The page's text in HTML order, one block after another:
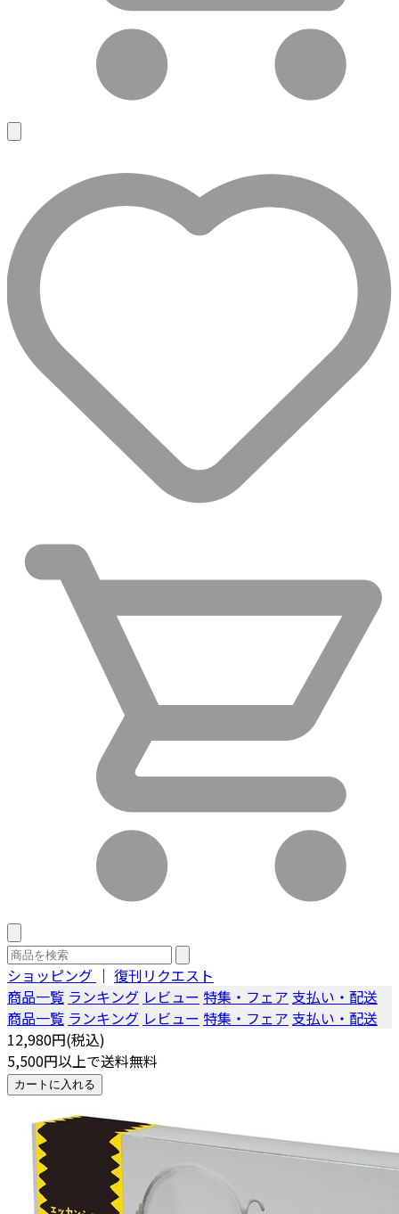
ショッピング ｜ 復刊リクエスト
商品一覧 ランキング レビュー 特集・フェア 支払い・配送
商品一覧 ランキング レビュー 特集・フェア 支払い・配送
12,980円(税込)
5,500円以上で送料無料
カートに入れる